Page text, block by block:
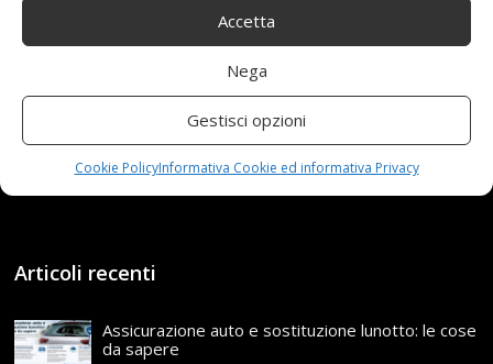
Accetta
Nega
Gestisci opzioni
Cookie PolicyInformativa Cookie ed informativa Privacy
e un supporto tecnico professionale. Se non sei
soddisfatto…
Read more...
Articoli recenti
Assicurazione auto e sostituzione lunotto: le cose
da sapere